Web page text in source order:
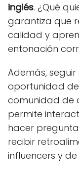
inglés. ¿Qué
garantiza que
calidad y
entonación
Además,
oportunidad
comunidad de
permite
hacer
recibir
influencers y